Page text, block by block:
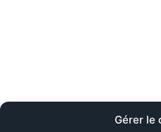
Gérer le